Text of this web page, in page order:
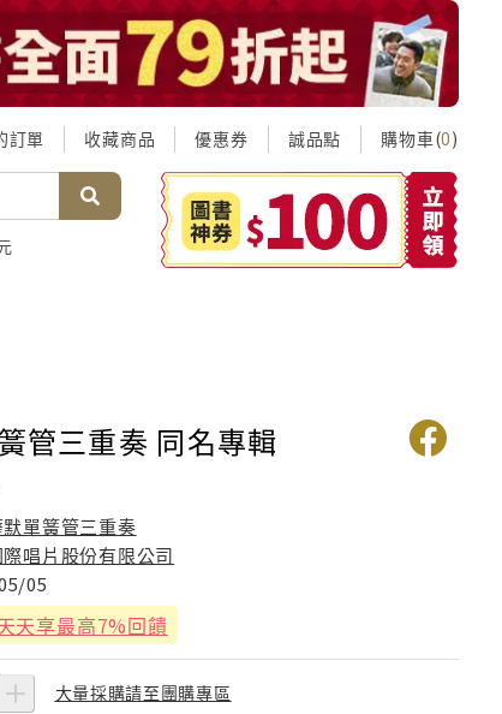
訂單 收藏商品 優惠券 誠品點 購物車(0)
管三重奏 同名專輯
單簧管三重奏
唱片股份有限公司
05
天享最高7%回饋
大量採購請至團購專區